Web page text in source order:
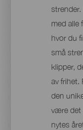
med alle
hvor du
små
klipper,
av frihet.
den
være det
nytes